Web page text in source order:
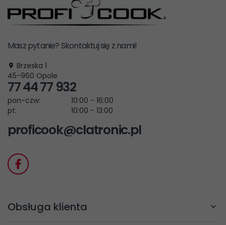
Masz pytanie? Skontaktuj się z nami!
Brzeska 1
45-960 Opole
77 44 77 932
pon-czw:
10:00 - 16:00
pt:
10:00 - 13:00
proficook@clatronic.pl
Obsługa klienta